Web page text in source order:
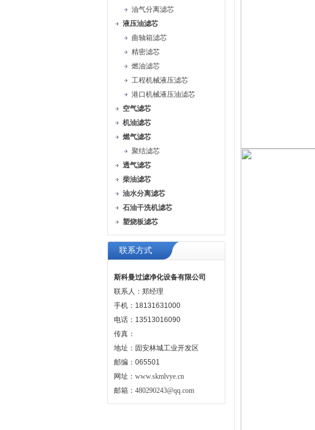
油气分离滤芯
液压油滤芯
曲轴箱滤芯
精密滤芯
燃油滤芯
工程机械液压滤芯
港口机械液压油滤芯
空气滤芯
机油滤芯
燃气滤芯
聚结滤芯
透气滤芯
柴油滤芯
油水分离滤芯
石油干洗机滤芯
塑烧板滤芯
联系方式
斯科曼过滤净化设备有限公司
联系人：郑经理
手机：18131631000
电话：13513016090
传真：
地址：固安林城工业开发区
邮编：065501
网址： www.skmlvye.cn
邮箱： 480290243@qq.com